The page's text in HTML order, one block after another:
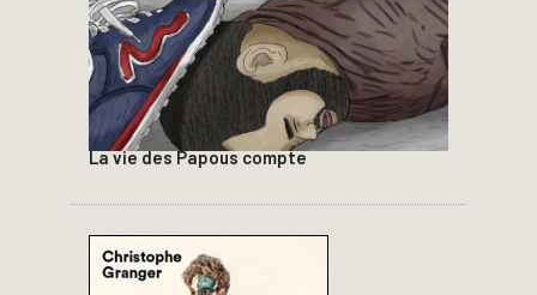
La vie des Papous compte